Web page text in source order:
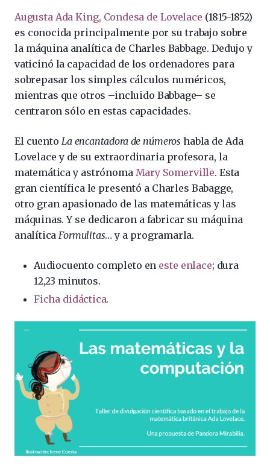
Augusta Ada King, Condesa de Lovelace (1815-1852)
es conocida principalmente por su trabajo sobre
la máquina analítica de Charles Babbage. Dedujo y
vaticinó la capacidad de los ordenadores para
sobrepasar los simples cálculos numéricos,
mientras que otros –incluido Babbage– se
centraron sólo en estas capacidades.
El cuento La encantadora de números habla de Ada
Lovelace y de su extraordinaria profesora, la
matemática y astrónoma Mary Somerville. Esta
gran científica le presentó a Charles Babagge,
otro gran apasionado de las matemáticas y las
máquinas. Y se dedicaron a fabricar su máquina
analíticaFormulitas… y a programarla.
Audiocuento completo en este enlace; dura
12,23 minutos.
Ficha didáctica.